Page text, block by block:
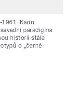
Karin
paradigma
historii stále
o „černé